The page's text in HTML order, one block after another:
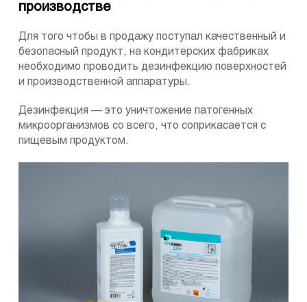
производстве
Для того чтобы в продажу поступал качественный и
безопасный продукт, на кондитерских фабриках
необходимо проводить дезинфекцию поверхностей
и производственной аппаратуры.
Дезинфекция — это уничтожение патогенных
микроорганизмов со всего, что соприкасается с
пищевым продуктом.